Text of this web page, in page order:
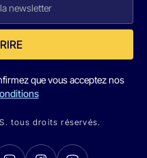
que vous acceptez nos
tous droits réservés.